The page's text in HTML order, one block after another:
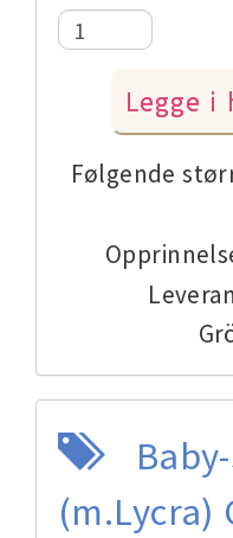
Følgende
(m.Lycra)